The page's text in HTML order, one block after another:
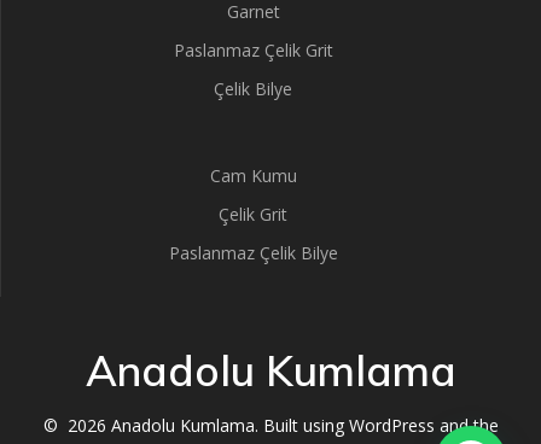
Garnet
Paslanmaz Çelik Grit
Çelik Bilye
Cam Kumu
Çelik Grit
Paslanmaz Çelik Bilye
Anadolu Kumlama
© 2026 Anadolu Kumlama. Built using WordPress and the